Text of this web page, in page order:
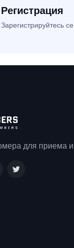
Регистрация
Зарегистрируйтесь
для приема